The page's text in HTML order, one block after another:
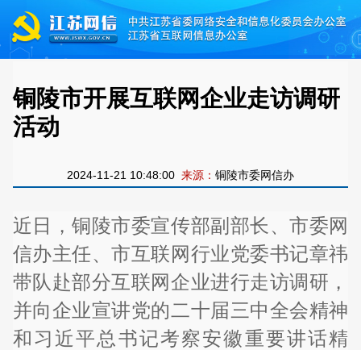
铜陵市开展互联网企业走访调研
活动
2024-11-21 10:48:00 来源： 铜陵市委网信办
近日，铜陵市委宣传部副部长、市委网
信办主任、市互联网行业党委书记章祎
带队赴部分互联网企业进行走访调研，
并向企业宣讲党的二十届三中全会精神
和习近平总书记考察安徽重要讲话精